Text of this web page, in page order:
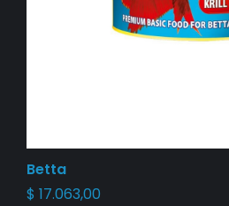
Betta
$ 17.063,00